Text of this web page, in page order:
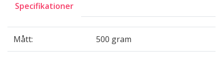
Specifikationer
Mått: 500 gram